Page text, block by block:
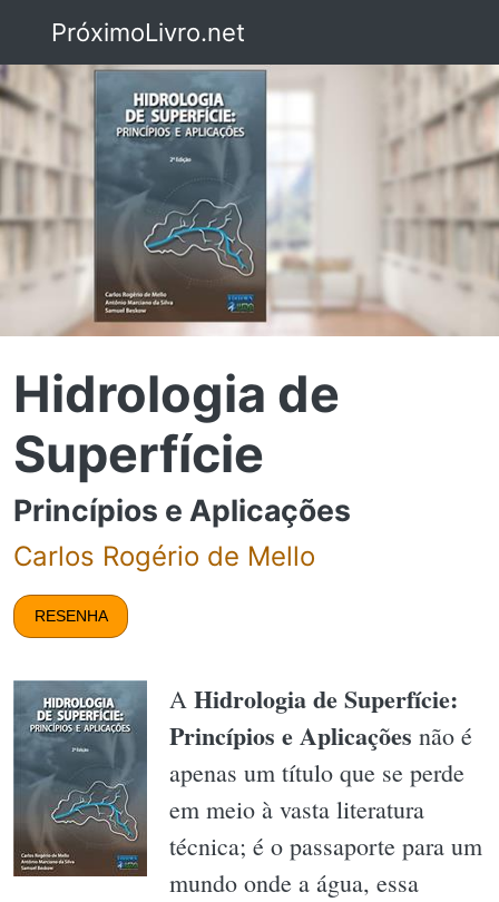
PróximoLivro.net
Hidrologia de
Superfície
Princípios e Aplicações
Carlos Rogério de Mello
RESENHA
A Hidrologia de Superfície:
Princípios e Aplicações não é
apenas um título que se perde
em meio à vasta literatura
técnica; é o passaporte para um
mundo onde a água, essa